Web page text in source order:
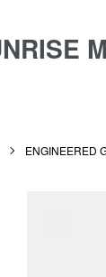
ENGINEERED